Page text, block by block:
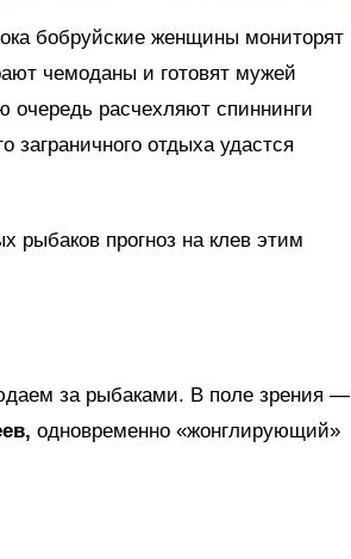
бобруйские женщины мониторят
чемоданы и готовят мужей
очередь расчехляют спиннинги
отдыха удастся
рыбаков прогноз на клев этим
за рыбаками. В поле зрения —
одновременно «жонглирующий»